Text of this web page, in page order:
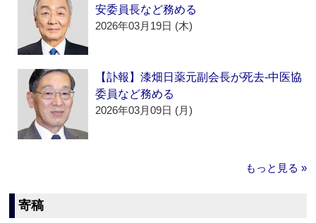
安委員長など務める
2026年03月19日 (木)
【訃報】漆畑日薬元副会長が死去‐中医協
委員など務める
2026年03月09日 (月)
もっと見る »
寄稿